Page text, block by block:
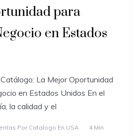
para
en Estados
La Mejor Oportunidad
en Estados Unidos En el
la calidad y el
Por Catalogo En USA
4 Min